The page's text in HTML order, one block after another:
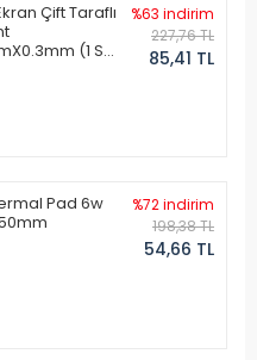
Çift Taraflı
(1 Set
%63 indirim
227,76 TL
85,41 TL
Pad 6w
%72 indirim
198,38 TL
54,66 TL